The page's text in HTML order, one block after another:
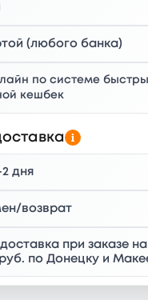
(любого банка)
по системе
кешбек
дня
возврат
при заказе
по Донецку и